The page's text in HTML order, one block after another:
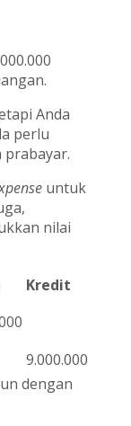
Anda
perlu
prabayar.
untuk
nilai
Kredit
9.000.000
dengan